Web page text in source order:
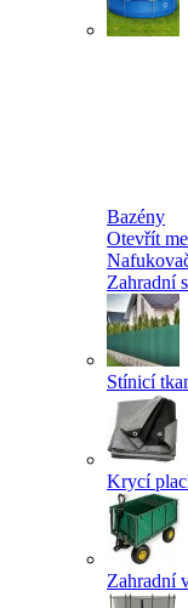
Bazény
Otevřít
Zahradní
Stínicí
Krycí
Zahradní